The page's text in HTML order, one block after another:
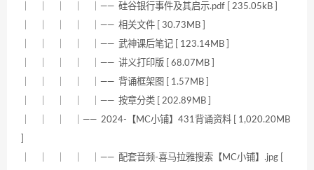
｜ ｜ ｜ ｜ ｜—— 硅谷银行事件及其启示.pdf [ 235.05kB ]
｜ ｜ ｜ ｜ ｜—— 相关文件 [ 30.73MB ]
｜ ｜ ｜ ｜ ｜—— 武神课后笔记 [ 123.14MB ]
｜ ｜ ｜ ｜ ｜—— 讲义打印版 [ 68.07MB ]
｜ ｜ ｜ ｜ ｜—— 背诵框架图 [ 1.57MB ]
｜ ｜ ｜ ｜ ｜—— 按章分类 [ 202.89MB ]
｜ ｜ ｜ ｜—— 2024-【MC小铺】431背诵资料 [ 1,020.20MB
｜ ｜ ｜ ｜ ｜—— 配套音频-喜马拉雅搜索【MC小铺】.jpg [